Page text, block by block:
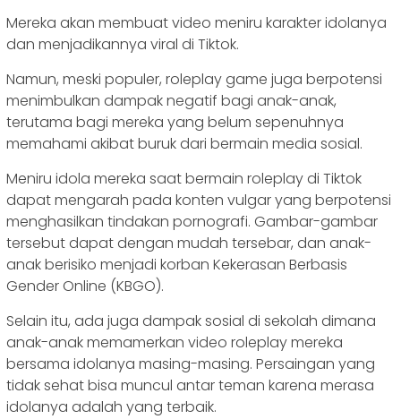
Mereka akan membuat video meniru karakter idolanya
dan menjadikannya viral di Tiktok.
Namun, meski populer, roleplay game juga berpotensi
menimbulkan dampak negatif bagi anak-anak,
terutama bagi mereka yang belum sepenuhnya
memahami akibat buruk dari bermain media sosial.
Meniru idola mereka saat bermain roleplay di Tiktok
dapat mengarah pada konten vulgar yang berpotensi
menghasilkan tindakan pornografi. Gambar-gambar
tersebut dapat dengan mudah tersebar, dan anak-
anak berisiko menjadi korban Kekerasan Berbasis
Gender Online (KBGO).
Selain itu, ada juga dampak sosial di sekolah dimana
anak-anak memamerkan video roleplay mereka
bersama idolanya masing-masing. Persaingan yang
tidak sehat bisa muncul antar teman karena merasa
idolanya adalah yang terbaik.